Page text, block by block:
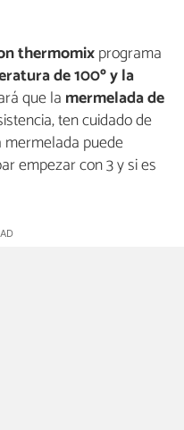
thermomixprograma
de 100º y la
que la mermelada de
ten cuidado de
puede
empezar con 3 y si es